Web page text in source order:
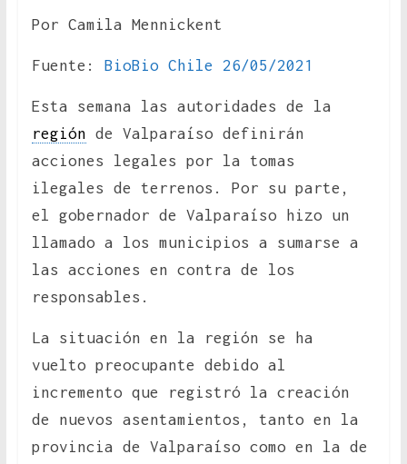
Por Camila Mennickent
Fuente: BioBio Chile 26/05/2021
Esta semana las autoridades de la
región de Valparaíso definirán
acciones legales por la tomas
ilegales de terrenos. Por su parte,
el gobernador de Valparaíso hizo un
llamado a los municipios a sumarse a
las acciones en contra de los
responsables.
La situación en la región se ha
vuelto preocupante debido al
incremento que registró la creación
de nuevos asentamientos, tanto en la
provincia de Valparaíso como en la de